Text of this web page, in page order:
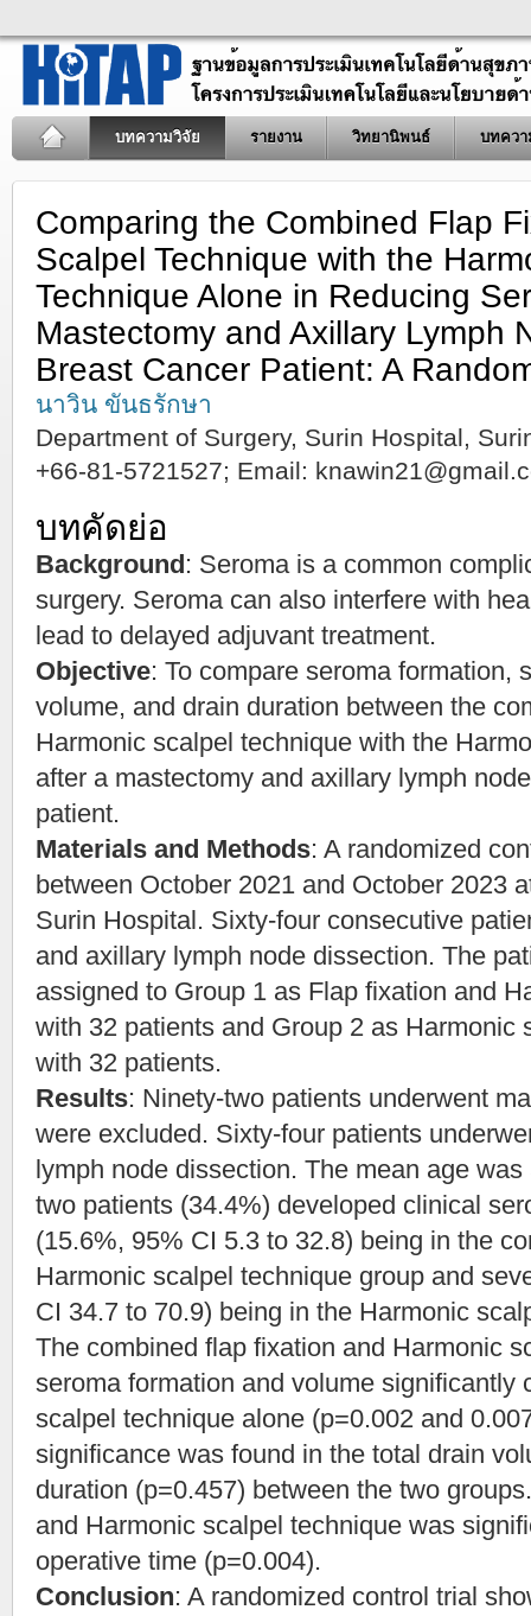
บทความวิจัย รายงาน วิทยานิพนธ์ บทควา
Comparing the Combined Flap
Scalpel Technique with the
Technique Alone in Reducing
Mastectomy and Axillary Lymph
Breast Cancer Patient: A
นาวิน ขันธรักษา
Department of Surgery, Surin Hospital,
+66-81-5721527; Email:
บทคัดย่อ
Background: Seroma is a common
surgery. Seroma can also interfere with
lead to delayed adjuvant treatment.
Objective: To compare seroma formation,
volume, and drain duration between the
Harmonic scalpel technique with the
after a mastectomy and axillary lymph
patient.
Materials and Methods: A randomized
between October 2021 and October 2023
Surin Hospital. Sixty-four consecutive
and axillary lymph node dissection. The
assigned to Group 1 as Flap fixation and
with 32 patients and Group 2 as Harmonic
with 32 patients.
Results: Ninety-two patients underwent
were excluded. Sixty-four patients
lymph node dissection. The mean age
two patients (34.4%) developed clinical
(15.6%, 95% CI 5.3 to 32.8) being in the
Harmonic scalpel technique group and
CI 34.7 to 70.9) being in the Harmonic
The combined flap fixation and Harmonic
seroma formation and volume significantly
scalpel technique alone (p=0.002 and
significance was found in the total drain
duration (p=0.457) between the two
and Harmonic scalpel technique was
operative time (p=0.004).
Conclusion: A randomized control trial